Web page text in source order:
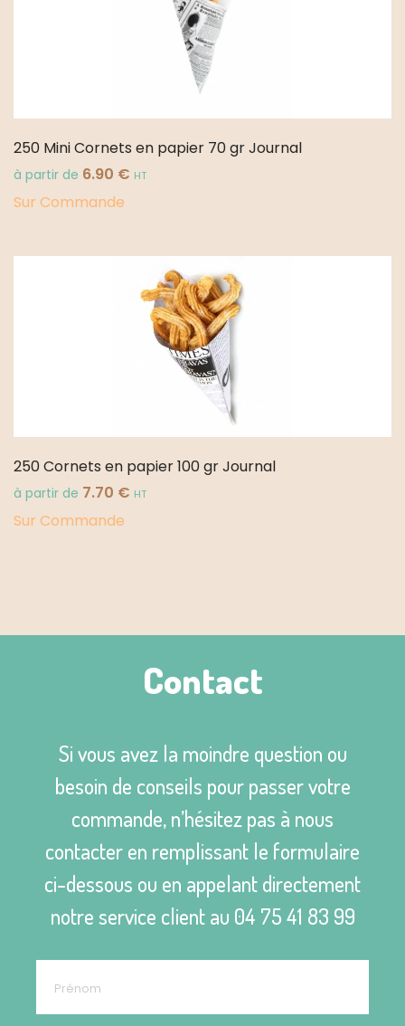
250 Mini Cornets en papier 70 gr Journal
à partir de 6.90 € HT
Sur Commande
250 Cornets en papier 100 gr Journal
à partir de 7.70 € HT
Sur Commande
Contact
Si vous avez la moindre question ou
besoin de conseils pour passer votre
commande, n’hésitez pas à nous
contacter en remplissant le formulaire
ci-dessous ou en appelant directement
notre service client au 04 75 41 83 99